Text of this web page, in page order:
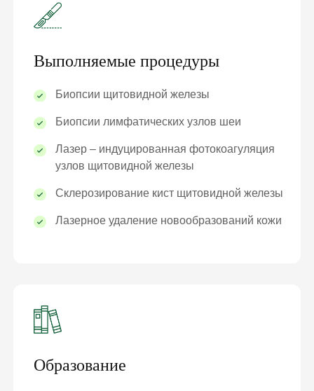
Выполняемые процедуры
Биопсии щитовидной железы
Биопсии лимфатических узлов шеи
Лазер – индуцированная фотокоагуляция
узлов щитовидной железы
Склерозирование кист щитовидной железы
Лазерное удаление новообразований кожи
Образование